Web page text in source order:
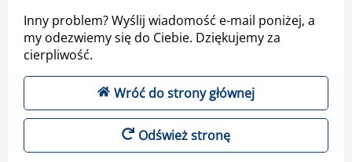
Inny problem? Wyślij wiadomość e-mail poniżej, a
my odezwiemy się do Ciebie. Dziękujemy za
cierpliwość.
Wróć do strony głównej
Odśwież stronę